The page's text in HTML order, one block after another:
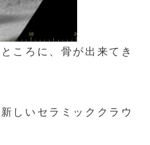
ころに、骨が出来てき
しいセラミッククラウ